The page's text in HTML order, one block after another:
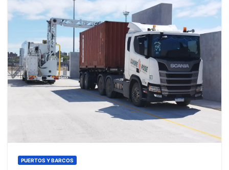
PUERTOS Y BARCOS